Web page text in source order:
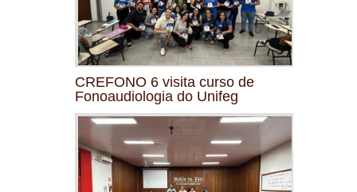
CREFONO 6 visita curso de
Fonoaudiologia do Unifeg